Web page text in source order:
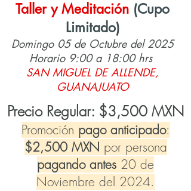
Taller y Meditación (Cupo
Limitado)
Domingo 05 de Octubre del 2025
Horario 9:00 a 18:00 hrs
SAN MIGUEL DE ALLENDE,
GUANAJUATO
Precio Regular: $3,500 MXN
Promoción pago anticipado:
$2,500 MXN por persona
pagando antes 20 de
Noviembre del 2024.